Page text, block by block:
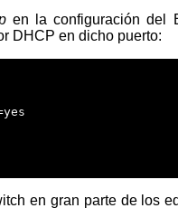
en la configuración del
DHCP en dicho puerto: